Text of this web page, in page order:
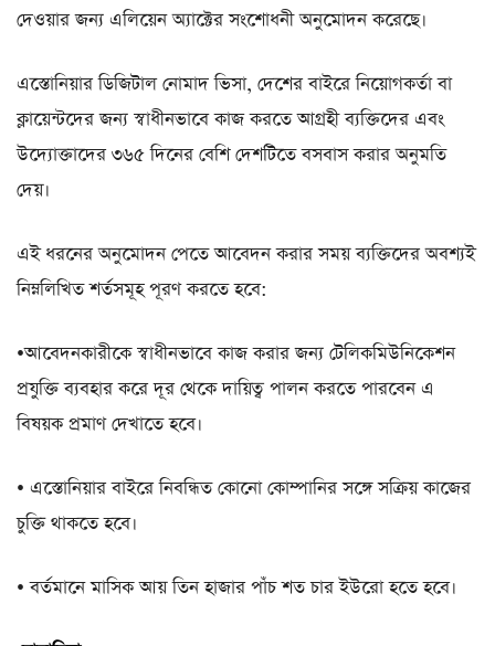
দেওয়ার জন্য এলিয়েন অ্যাক্টের সংশোধনী অনুমোদন করেছে।
এস্তোনিয়ার ডিজিটাল নোমাদ ভিসা, দেশের বাইরে নিয়োগকর্তা বা
ক্লায়েন্টদের জন্য স্বাধীনভাবে কাজ করতে আগ্রহী ব্যক্তিদের এবং
উদ্যোক্তাদের ৩৬৫ দিনের বেশি দেশটিতে বসবাস করার অনুমতি
দেয়।
এই ধরনের অনুমোদন পেতে আবেদন করার সময় ব্যক্তিদের অবশ্যই
নিম্নলিখিত শর্তসমূহ পূরণ করতে হবে:
•আবেদনকারীকে স্বাধীনভাবে কাজ করার জন্য টেলিকমিউনিকেশন
প্রযুক্তি ব্যবহার করে দূর থেকে দায়িত্ব পালন করতে পারবেন এ
বিষয়ক প্রমাণ দেখাতে হবে।
• এস্তোনিয়ার বাইরে নিবন্ধিত কোনো কোম্পানির সঙ্গে সক্রিয় কাজের
চুক্তি থাকতে হবে।
• বর্তমানে মাসিক আয় তিন হাজার পাঁচ শত চার ইউরো হতে হবে।